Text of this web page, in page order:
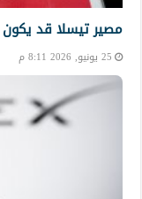
مصير تيسلا قد يكون
25 يونيو, 2026 8:11 م